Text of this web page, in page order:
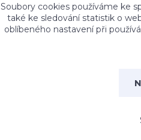
Soubory cookies používáme ke
také ke sledování statistik o
oblíbeného nastavení při